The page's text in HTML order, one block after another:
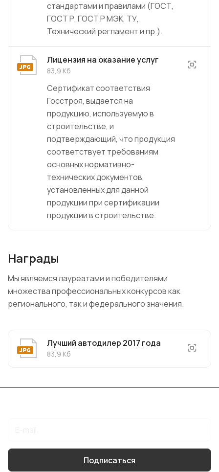
стандартами и правилами (ГОСТ,
ГОСТ Р, ГОСТ Р МЭК, ТУ,
Технический регламент и пр.).
Лицензия на оказание услуг
83,9 Кб
Сертификат соответствия
Госстроя, выдается на
продукцию, используемую в
строительстве, и
подтверждающий, что продукция
соответствует требованиям
основных нормативно-
технических документов,
установленных для данной
продукции при сертификации
продукции в строительстве.
Награды
Мы являемся лауреатами и победителями
множества профессиональных конкурсов как
регионального, так и федерального значения.
Лучший автодилер 2017 года
83,9 Кб
Подписаться